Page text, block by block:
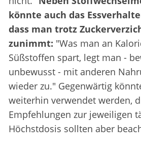
könnte auch das
dass man trotz
zunimmt: "Was man an
Süßstoffen spart, legt man -
unbewusst - mit anderen
wieder zu." Gegenwärtig
weiterhin verwendet werden,
Empfehlungen zur jeweiligen
Höchstdosis sollten aber